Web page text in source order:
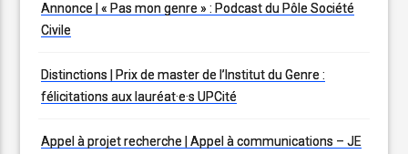
Annonce | « Pas mon genre » : Podcast du Pôle Société
Civile
Distinctions | Prix de master de l’Institut du Genre :
félicitations aux lauréat·e·s UPCité
Appel à projet recherche | Appel à communications – JE